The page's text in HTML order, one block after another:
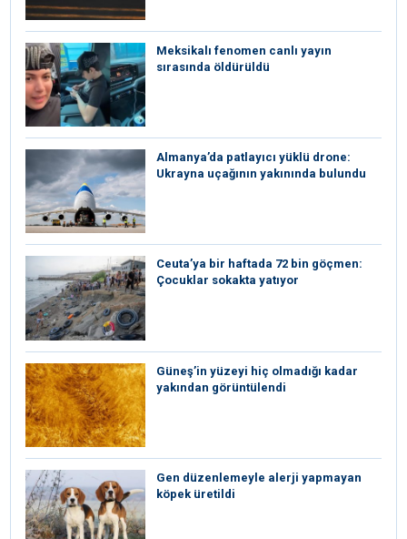
Meksikalı fenomen canlı yayın
sırasında öldürüldü
Almanya’da patlayıcı yüklü drone:
Ukrayna uçağının yakınında bulundu
Ceuta’ya bir haftada 72 bin göçmen:
Çocuklar sokakta yatıyor
Güneş’in yüzeyi hiç olmadığı kadar
yakından görüntülendi
Gen düzenlemeyle alerji yapmayan
köpek üretildi